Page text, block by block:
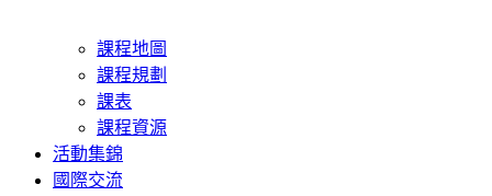
課程地圖
課程規劃
課表
課程資源
活動集錦
國際交流